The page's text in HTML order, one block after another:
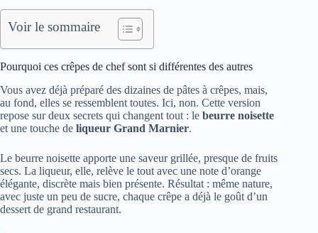
Voir le sommaire
Pourquoi ces crêpes de chef sont si différentes des autres
Vous avez déjà préparé des dizaines de pâtes à crêpes, mais,
au fond, elles se ressemblent toutes. Ici, non. Cette version
repose sur deux secrets qui changent tout : le beurre noisette
et une touche de liqueur Grand Marnier.
Le beurre noisette apporte une saveur grillée, presque de fruits
secs. La liqueur, elle, relève le tout avec une note d’orange
élégante, discrète mais bien présente. Résultat : même nature,
avec juste un peu de sucre, chaque crêpe a déjà le goût d’un
dessert de grand restaurant.